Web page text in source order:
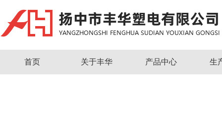
首页 关于丰华 产品中心 生